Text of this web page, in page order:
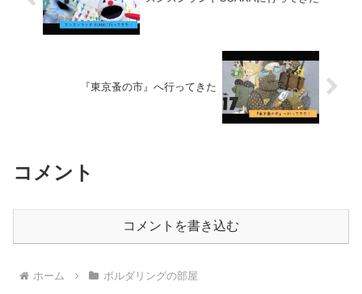
『東京蚤の市』へ行ってきた
コメント
コメントを書き込む
ホーム ボルダリングの部屋